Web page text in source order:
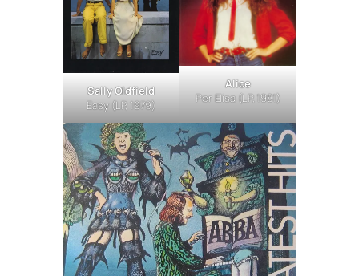
Sally Oldfield
Easy(LP, 1979)
Alice
Per Elisa(LP, 1981)